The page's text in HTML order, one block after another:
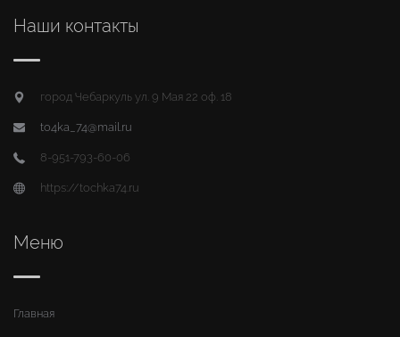
Наши контакты
город Чебаркуль ул. 9 Мая 22 оф. 18
to4ka_74@mail.ru
8-951-793-60-06
https://tochka74.ru
Меню
Главная